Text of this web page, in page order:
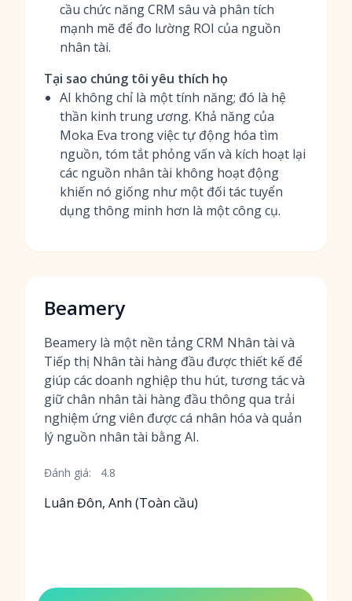
cầu chức năng CRM sâu và phân tích
mạnh mẽ để đo lường ROI của nguồn
nhân tài.
Tại sao chúng tôi yêu thích họ
AI không chỉ là một tính năng; đó là hệ
thần kinh trung ương. Khả năng của
Moka Eva trong việc tự động hóa tìm
nguồn, tóm tắt phỏng vấn và kích hoạt lại
các nguồn nhân tài không hoạt động
khiến nó giống như một đối tác tuyển
dụng thông minh hơn là một công cụ.
Beamery
Beamery là một nền tảng CRM Nhân tài và
Tiếp thị Nhân tài hàng đầu được thiết kế để
giúp các doanh nghiệp thu hút, tương tác và
giữ chân nhân tài hàng đầu thông qua trải
nghiệm ứng viên được cá nhân hóa và quản
lý nguồn nhân tài bằng AI.
Đánh giá: 4.8
Luân Đôn, Anh (Toàn cầu)